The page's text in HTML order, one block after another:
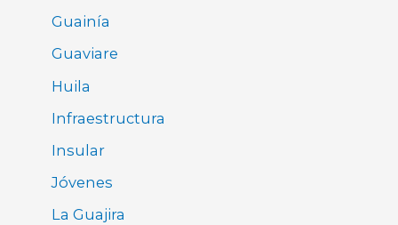
Guainía
Guaviare
Huila
Infraestructura
Insular
Jóvenes
La Guajira